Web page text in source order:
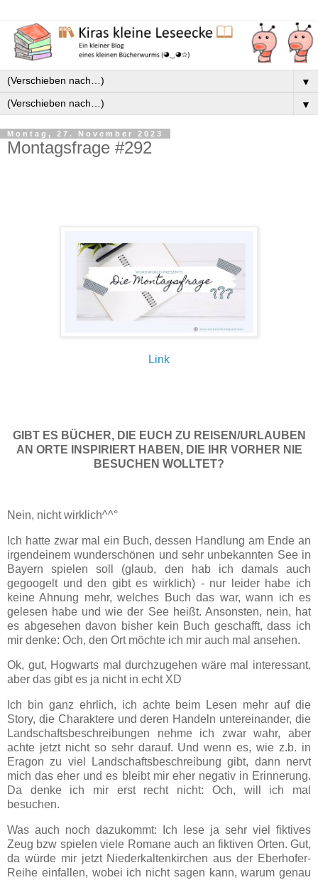
▼
▼
Montag, 27. November 2023
Montagsfrage #292
Link
GIBT ES BÜCHER, DIE EUCH ZU REISEN/URLAUBEN
AN ORTE INSPIRIERT HABEN, DIE IHR VORHER NIE
BESUCHEN WOLLTET?
Nein, nicht wirklich^^°
Ich hatte zwar mal ein Buch, dessen Handlung am Ende an
irgendeinem wunderschönen und sehr unbekannten See in
Bayern spielen soll (glaub, den hab ich damals auch
gegoogelt und den gibt es wirklich) - nur leider habe ich
keine Ahnung mehr, welches Buch das war, wann ich es
gelesen habe und wie der See heißt. Ansonsten, nein, hat
es abgesehen davon bisher kein Buch geschafft, dass ich
mir denke: Och, den Ort möchte ich mir auch mal ansehen.
Ok, gut, Hogwarts mal durchzugehen wäre mal interessant,
aber das gibt es ja nicht in echt XD
Ich bin ganz ehrlich, ich achte beim Lesen mehr auf die
Story, die Charaktere und deren Handeln untereinander, die
Landschaftsbeschreibungen nehme ich zwar wahr, aber
achte jetzt nicht so sehr darauf. Und wenn es, wie z.b. in
Eragon zu viel Landschaftsbeschreibung gibt, dann nervt
mich das eher und es bleibt mir eher negativ in Erinnerung.
Da denke ich mir erst recht nicht: Och, will ich mal
besuchen.
Was auch noch dazukommt: Ich lese ja sehr viel fiktives
Zeug bzw spielen viele Romane auch an fiktiven Orten. Gut,
da würde mir jetzt Niederkaltenkirchen aus der Eberhofer-
Reihe einfallen, wobei ich nicht sagen kann, warum genau